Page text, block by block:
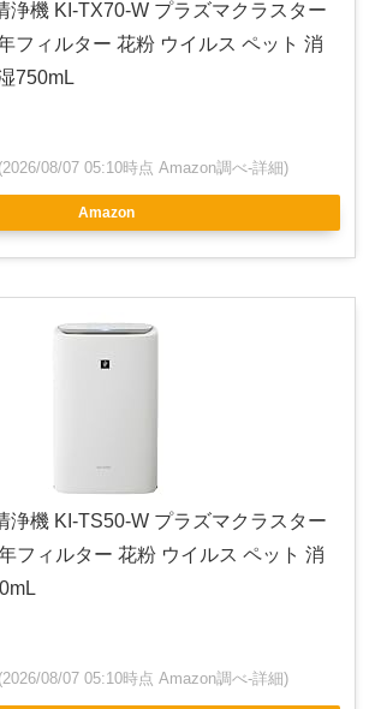
浄機 KI-TX70-W プラズマクラスター
フィルター 花粉 ウイルス ペット 消
750mL
(2026/08/07 05:10時点 Amazon調べ-詳細)
Amazon
浄機 KI-TS50-W プラズマクラスター
フィルター 花粉 ウイルス ペット 消
(2026/08/07 05:10時点 Amazon調べ-詳細)